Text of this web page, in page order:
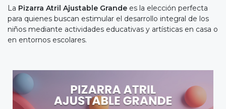
La Pizarra Atril Ajustable Grande es la elección perfecta
para quienes buscan estimular el desarrollo integral de los
niños mediante actividades educativas y artísticas en casa o
en entornos escolares.